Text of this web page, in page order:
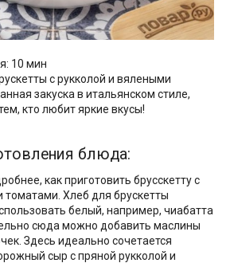
10 мин
с рукколой и вялеными
закуска в итальянском стиле,
кто любит яркие вкусы!
блюда:
как приготовить брусскетту с
томатами. Хлеб для брускетты
белый, например, чиабатта
сюда можно добавить маслины
Здесь идеально сочетается
сыр с пряной рукколой и